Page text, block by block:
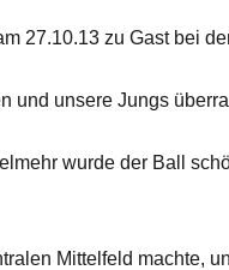
27.10.13 zu Gast bei
und unsere Jungs
wurde der Ball
Mittelfeld machte,